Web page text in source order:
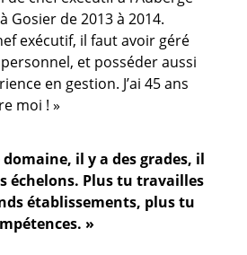
Gosier de 2013 à 2014.
exécutif, il faut avoir géré
et posséder aussi
en gestion. J’ai 45 ans
moi ! »
il y a des grades, il
échelons. Plus tu travailles
établissements, plus tu
»